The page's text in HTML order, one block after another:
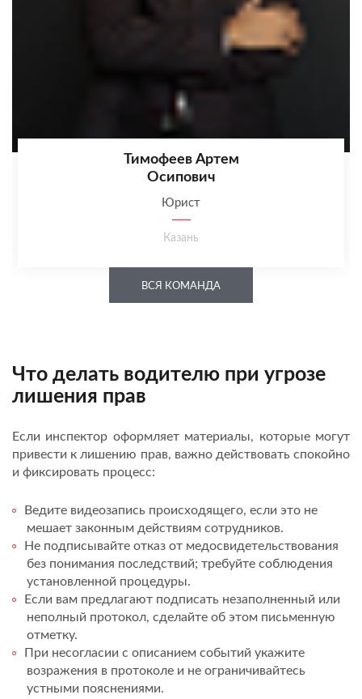
Тимофеев Артем
Осипович
Юрист
Казань
ВСЯ КОМАНДА
Что делать водителю при угрозе
лишения прав
Если инспектор оформляет материалы, которые могут
привести к лишению прав, важно действовать спокойно
и фиксировать процесс:
Ведите видеозапись происходящего, если это не
мешает законным действиям сотрудников.
Не подписывайте отказ от медосвидетельствования
без понимания последствий; требуйте соблюдения
установленной процедуры.
Если вам предлагают подписать незаполненный или
неполный протокол, сделайте об этом письменную
отметку.
При несогласии с описанием событий укажите
возражения в протоколе и не ограничивайтесь
устными пояснениями.